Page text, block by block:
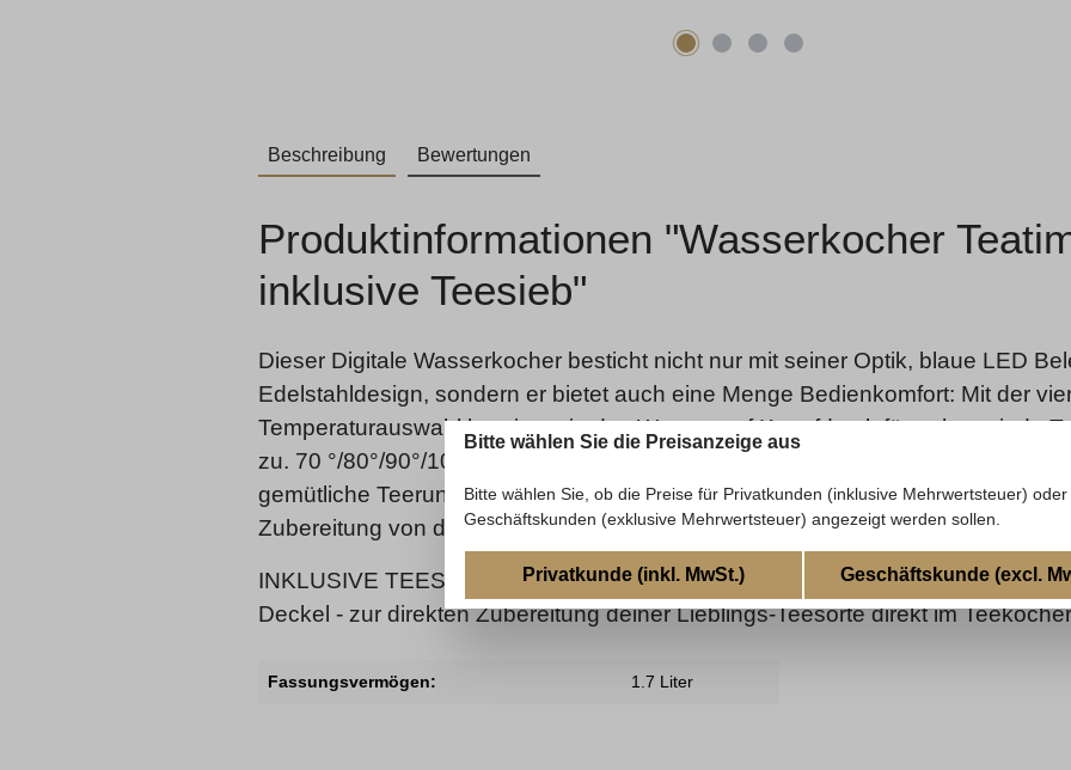
Beschreibung Bewertungen
Produktinformationen "Wasserkocher
inklusive Teesieb"
Dieser Digitale Wasserkocher besticht nicht nur mit seiner Optik, blaue LED
Edelstahldesign, sondern er bietet auch eine Menge Bedienkomfort: Mit der
Temperaturauswahl bereiten sie das Wasser auf Knopfdruck für nahezu jede
zu. 70 °/80°/90°/100°C Dank der Warmhaltefunktion, die sich nach 60 min
gemütliche Teerunde auch gern mal etwas länger dauern. Die
Zubereitung von den unterschiedlichsten Teesorten.
INKLUSIVE TEESIEB: Wasserkocher mit herausnehmbarem TEATIME II
Deckel - zur direkten Zubereitung deiner Lieblings-Teesorte direkt im
Fassungsvermögen: 1.7 Liter
Bitte wählen Sie die Preisanzeige aus
Bitte wählen Sie, ob die Preise für Privatkunden (inklusive Mehrwertsteuer) oder
Geschäftskunden (exklusive Mehrwertsteuer) angezeigt werden sollen.
Privatkunde (inkl. MwSt.) Geschäftskunde (excl.